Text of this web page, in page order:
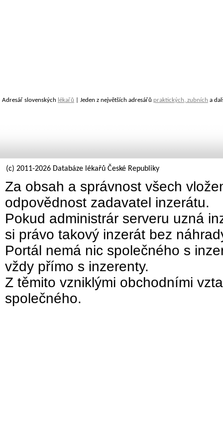
Adresář slovenských lékařů | Jeden z největších adresářů praktických, zubních a
(c) 2011-2026 Databáze lékařů České Republiky
Za obsah a správnost všech
odpovědnost zadavatel inzerátu.
Pokud administrár serveru uzná
si právo takový inzerát bez
Portál nemá nic společného s
vždy přímo s inzerenty.
Z těmito vzniklými obchodními
společného.